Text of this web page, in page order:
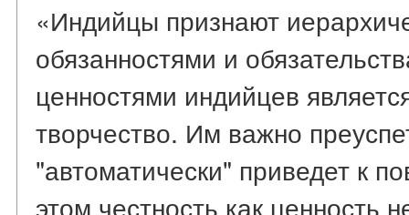
«Индийцы признают
обязанностями и
ценностями индийцев
творчество. Им важно
"автоматически" приведет к
этом честность как ценность